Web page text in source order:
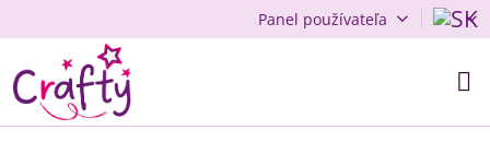
Panel používateľa